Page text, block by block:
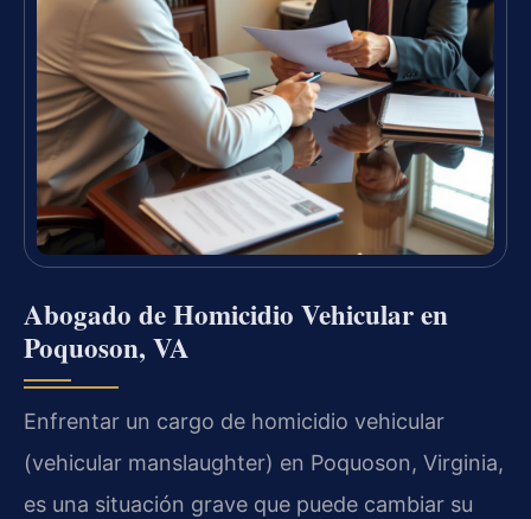
Abogado de Homicidio Vehicular en
Poquoson, VA
Enfrentar un cargo de homicidio vehicular
(vehicular manslaughter) en Poquoson, Virginia,
es una situación grave que puede cambiar su